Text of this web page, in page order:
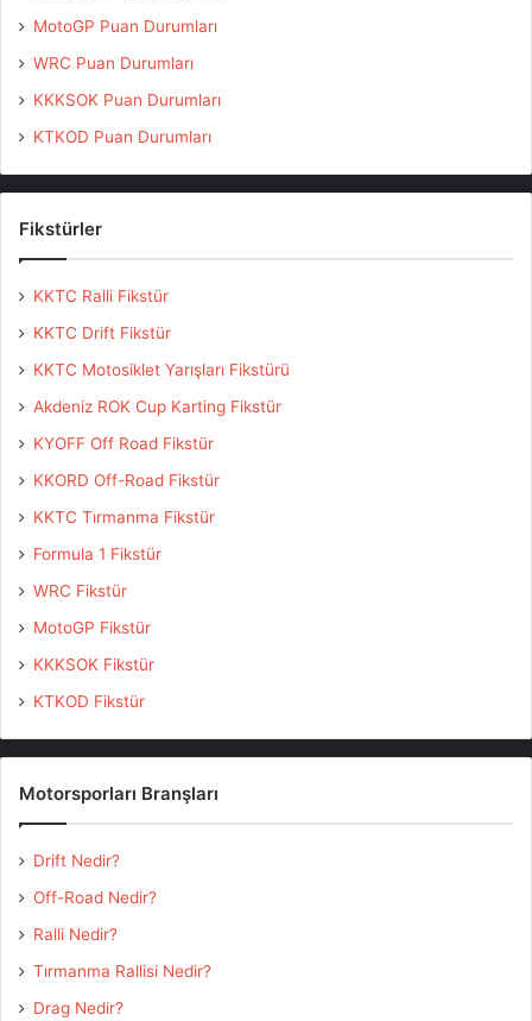
MotoGP Puan Durumları
WRC Puan Durumları
KKKSOK Puan Durumları
KTKOD Puan Durumları
Fikstürler
KKTC Ralli Fikstür
KKTC Drift Fikstür
KKTC Motosiklet Yarışları Fikstürü
Akdeniz ROK Cup Karting Fikstür
KYOFF Off Road Fikstür
KKORD Off-Road Fikstür
KKTC Tırmanma Fikstür
Formula 1 Fikstür
WRC Fikstür
MotoGP Fikstür
KKKSOK Fikstür
KTKOD Fikstür
Motorsporları Branşları
Drift Nedir?
Off-Road Nedir?
Ralli Nedir?
Tırmanma Rallisi Nedir?
Drag Nedir?